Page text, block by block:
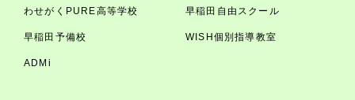
わせがくPURE高等学校 早稲田自由スクール
早稲田予備校 WISH個別指導教室
ADMi